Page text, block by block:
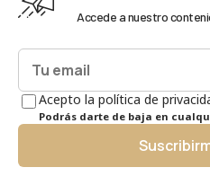
Accede a nuestro
Acepto la política de
Podrás darte de baja en